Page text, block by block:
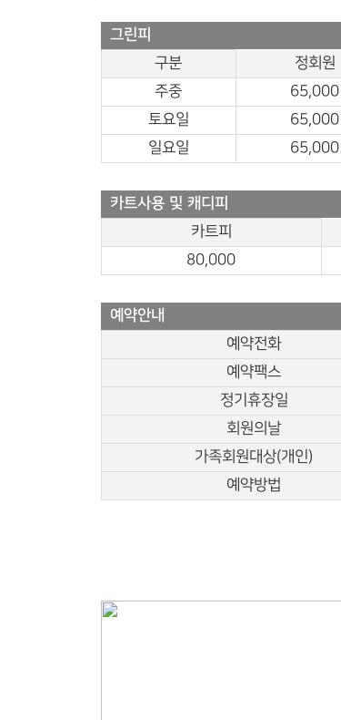
그린피
구분
정회원
주중
65,000
토요일
65,000
일요일
65,000
카트사용 및 캐디피
카트피
80,000
예약안내
예약전화
예약팩스
정기휴장일
회원의날
가족회원대상(개인)
예약방법